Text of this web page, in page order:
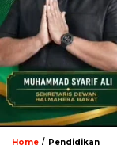
Home / Pendidikan